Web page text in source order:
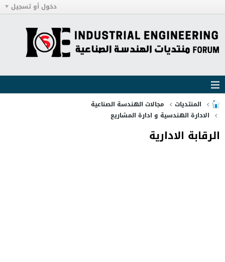
دخول أو تسجيل
المنتديات
مجالات الهندسة الصناعية
الادارة الهندسية و ادارة المشاريع
الرقابة الادارية